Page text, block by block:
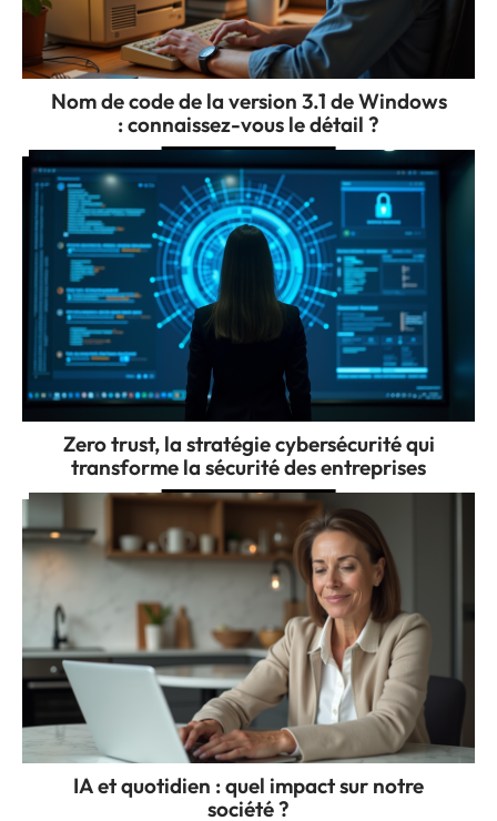
Nom de code de la version 3.1 de Windows
: connaissez-vous le détail ?
Zero trust, la stratégie cybersécurité qui
transforme la sécurité des entreprises
IA et quotidien : quel impact sur notre
société ?